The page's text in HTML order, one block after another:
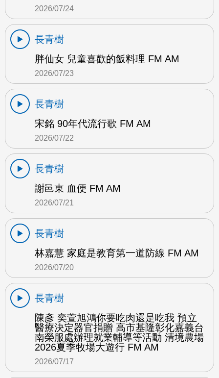
2026/07/24
長青樹
胖仙女 兒童喜歡的飯料理 FM AM
2026/07/23
長青樹
宋銘 90年代流行歌 FM AM
2026/07/22
長青樹
謝邑東 血便 FM AM
2026/07/21
長青樹
林嘉慧 家庭是教育第一道防線 FM AM
2026/07/20
長青樹
陳彥 奕萱旭鴻你要吃肉還是吃我 預立
醫療決定器官捐贈 高市基隆彰化嘉義台
南榮服處辦理就業輔導等活動 清境農場
2026夏季牧場大遊行 FM AM
2026/07/17